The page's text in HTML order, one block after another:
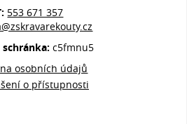
553 671 357
schránka: c5fmnu5
osobních údajů
o přístupnosti